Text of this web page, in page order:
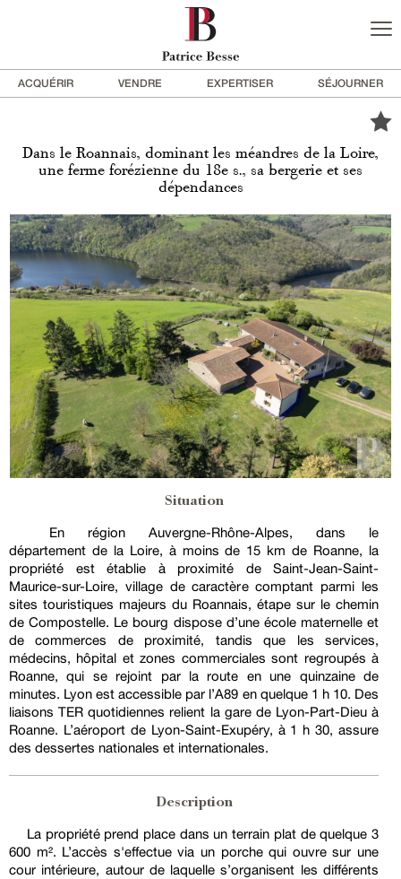
ACQUÉRIR VENDRE EXPERTISER SÉJOURNER
Dans le Roannais, dominant les méandres de la Loire,
une ferme forézienne du 18e s., sa bergerie et ses
dépendances
Situation
En région Auvergne-Rhône-Alpes, dans le
département de la Loire, à moins de 15 km de Roanne, la
propriété est établie à proximité de Saint-Jean-Saint-
Maurice-sur-Loire, village de caractère comptant parmi les
sites touristiques majeurs du Roannais, étape sur le chemin
de Compostelle. Le bourg dispose d’une école maternelle et
de commerces de proximité, tandis que les services,
médecins, hôpital et zones commerciales sont regroupés à
Roanne, qui se rejoint par la route en une quinzaine de
minutes. Lyon est accessible par l’A89 en quelque 1 h 10. Des
liaisons TER quotidiennes relient la gare de Lyon-Part-Dieu à
Roanne. L’aéroport de Lyon-Saint-Exupéry, à 1 h 30, assure
des dessertes nationales et internationales.
Description
La propriété prend place dans un terrain plat de quelque 3
600 m². L’accès s'effectue via un porche qui ouvre sur une
cour intérieure, autour de laquelle s’organisent les différents